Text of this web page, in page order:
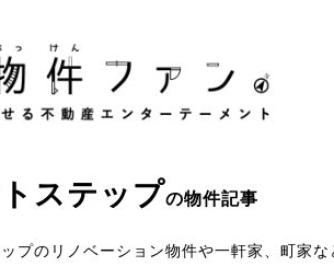
ステップの物件記事
プのリノベーション物件や一軒家、町家